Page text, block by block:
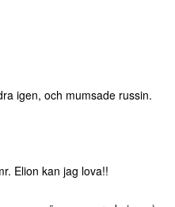
igen, och mumsade russin.
Elion kan jag lova!!